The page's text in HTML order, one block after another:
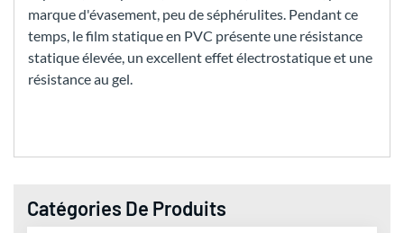
marque d'évasement, peu de séphérulites. Pendant ce
temps, le film statique en PVC présente une résistance
statique élevée, un excellent effet électrostatique et une
résistance au gel.
Catégories De Produits